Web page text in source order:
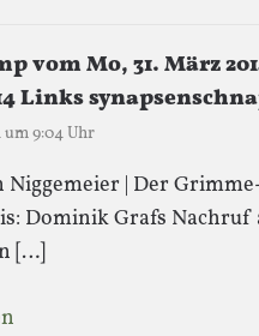
vom Mo, 31. März
Links
9:04 Uhr
Niggemeier | Der
Dominik Grafs Nachruf
[…]